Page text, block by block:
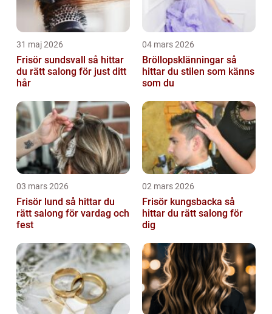
31 maj 2026
Frisör sundsvall så hittar
du rätt salong för just ditt
hår
04 mars 2026
Bröllopsklänningar så
hittar du stilen som känns
som du
03 mars 2026
Frisör lund så hittar du
rätt salong för vardag och
fest
02 mars 2026
Frisör kungsbacka så
hittar du rätt salong för
dig